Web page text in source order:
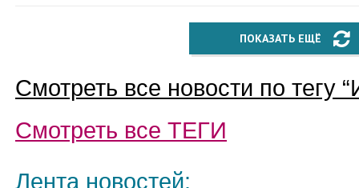
ПОКАЗАТЬ ЕЩЁ
Смотреть все новости по тегу “
Смотреть все ТЕГИ
Лента новостей: